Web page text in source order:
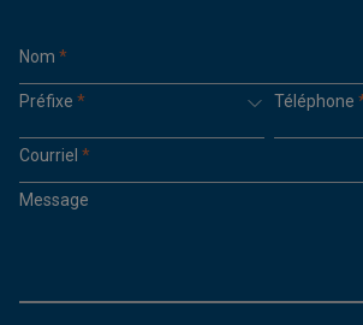
Nom *
Préfixe * Téléphone
Courriel *
Message